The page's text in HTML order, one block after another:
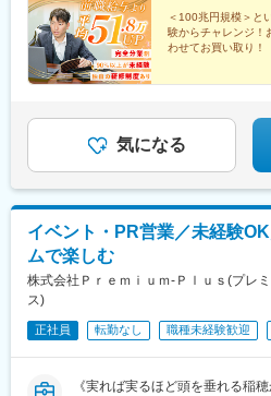
＜100兆円規模＞と
験からチャレンジ！
わせてお買い取り！
▼気になる内容をチ
気になる
イベント・PR営業／未経験
ムで楽しむ
株式会社Ｐｒｅｍｉｕｍ‐Ｐｌｕｓ(プレ
ス)
正社員 転勤なし 職種未経験歓迎
《実れば実るほど頭を垂れる稲